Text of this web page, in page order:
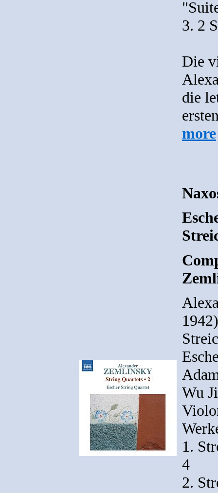
3. 2
Die
die
more
Wu
1.
4
2.